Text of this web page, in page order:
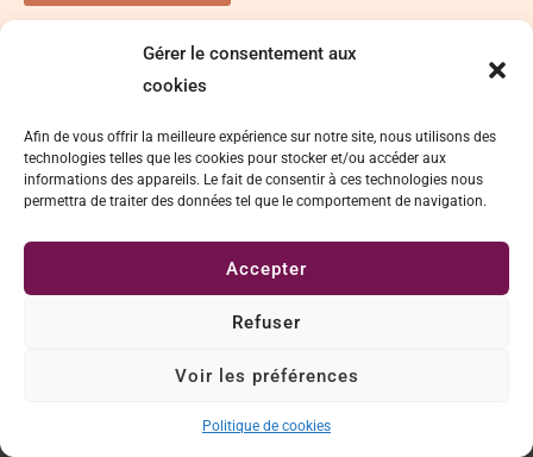
Gérer le consentement aux
cookies
Afin de vous offrir la meilleure expérience sur notre site, nous utilisons des
technologies telles que les cookies pour stocker et/ou accéder aux
informations des appareils. Le fait de consentir à ces technologies nous
permettra de traiter des données tel que le comportement de navigation.
Accepter
Refuser
Voir les préférences
Politique de cookies
Espace presse
Conditions Générales d’Utilisation
Déclaration d’accessibilité